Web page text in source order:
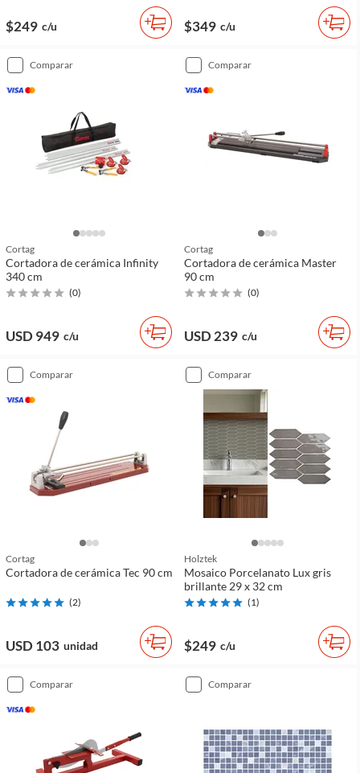
$249 c/u $349 c/u
comparar
Cortag
Cortadora de cerámica Infinity
340 cm
(0)
USD 949 c/u
comparar
Cortag
Cortadora de cerámica Master
90 cm
(0)
USD 239 c/u
comparar
Cortag
Cortadora de cerámica Tec 90 cm
(2)
USD 103 unidad
comparar
Holztek
Mosaico Porcelanato Lux gris
brillante 29 x 32 cm
(1)
$249 c/u
comparar comparar